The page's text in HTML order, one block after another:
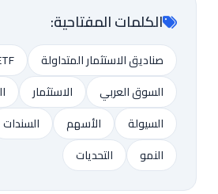
الكلمات المفتاحية:
صناديق الاستثمار المتداولة
السوق العربي
الاستثمار
السيولة
الأسهم السندات
النمو
التحديات